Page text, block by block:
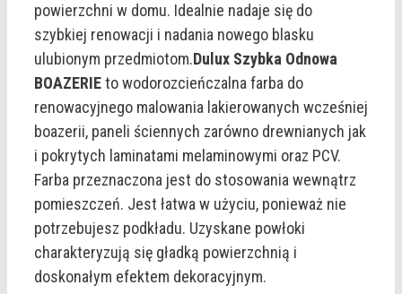
powierzchni w domu. Idealnie nadaje się do
szybkiej renowacji i nadania nowego blasku
ulubionym przedmiotom.Dulux Szybka Odnowa
BOAZERIEto wodorozcieńczalna farba do
renowacyjnego malowania lakierowanych wcześniej
boazerii, paneli ściennych zarówno drewnianych jak
i pokrytych laminatami melaminowymi oraz PCV.
Farba przeznaczona jest do stosowania wewnątrz
pomieszczeń. Jest łatwa w użyciu, ponieważ nie
potrzebujesz podkładu. Uzyskane powłoki
charakteryzują się gładką powierzchnią i
doskonałym efektem dekoracyjnym.